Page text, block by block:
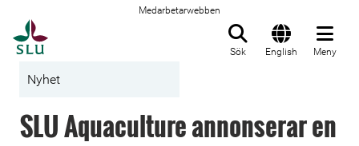
Medarbetarwebben
Sök English Meny
Nyhet
SLU Aquaculture annonserar en